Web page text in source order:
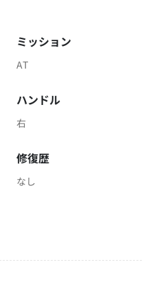
ミッション
AT
ハンドル
右
修復歴
なし